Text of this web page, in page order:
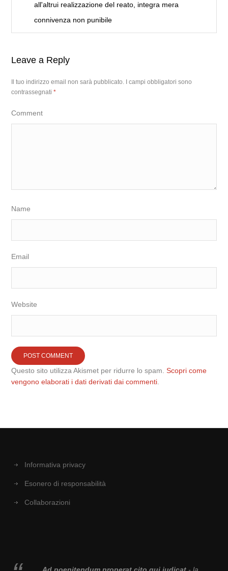
all'altrui realizzazione del reato, integra mera
connivenza non punibile
Leave a Reply
Il tuo indirizzo email non sarà pubblicato.
I campi obbligatori sono
contrassegnati*
Comment
Name
Email
Website
Questo sito utilizza Akismet per ridurre lo spam.Scopri come
vengono elaborati i dati derivati dai commenti
Informativa privacy
Esonero di responsabilità
Collaborazioni